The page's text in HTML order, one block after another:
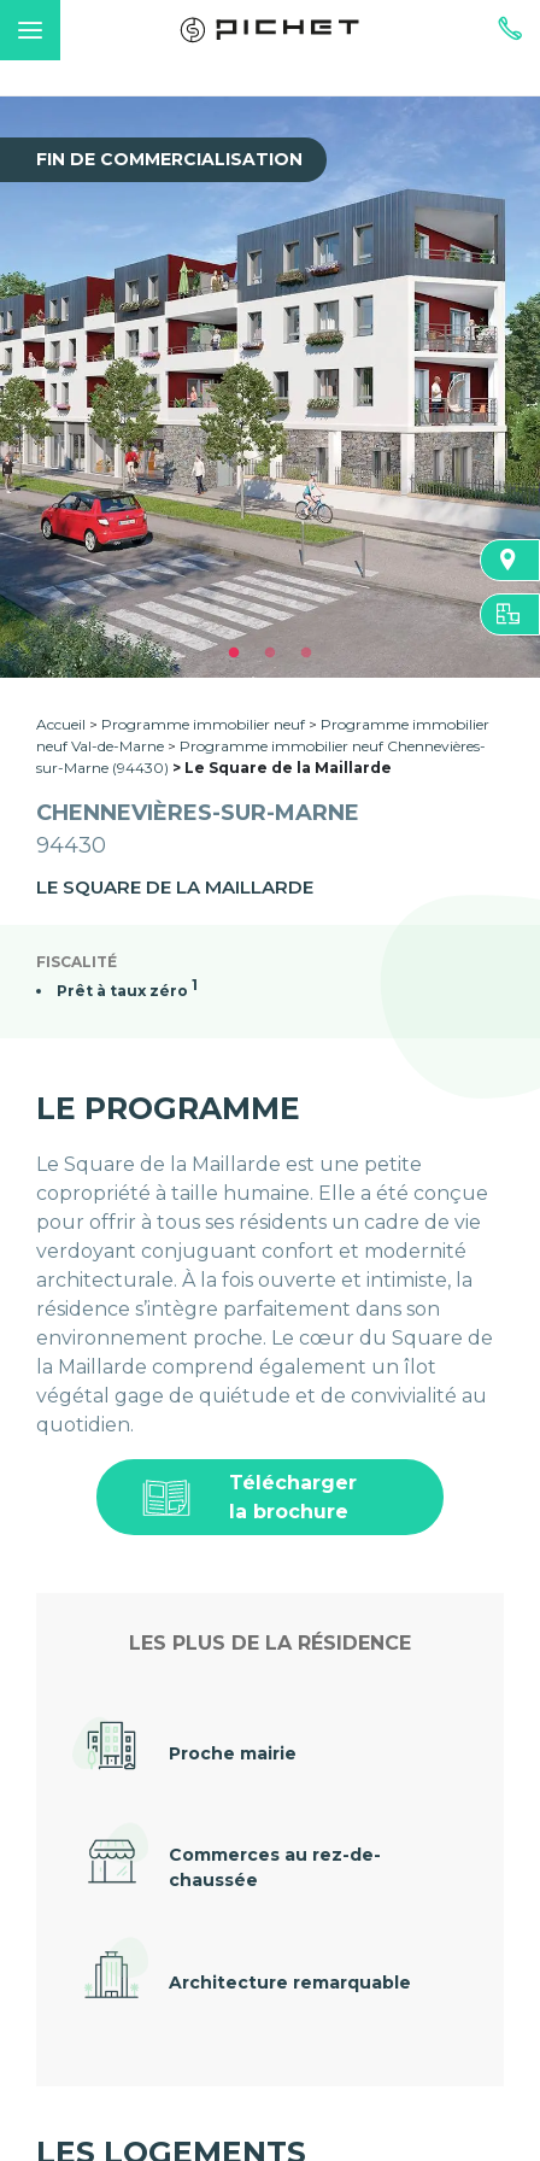
FIN DE COMMERCIALISATION
Accueil Programme immobilier neuf
Programme immobilier
neuf Val-de-Marne
Programme immobilier neuf Chennevières-
sur-Marne (94430)
Le Square de la Maillarde
CHENNEVIÈRES-SUR-MARNE
94430
LE SQUARE DE LA MAILLARDE
FISCALITÉ
Prêt à taux zéro 1
LE PROGRAMME
Le Square de la Maillarde est une petite
copropriété à taille humaine. Elle a été conçue
pour offrir à tous ses résidents un cadre de vie
verdoyant conjuguant confort et modernité
architecturale. À la fois ouverte et intimiste, la
résidence s’intègre parfaitement dans son
environnement proche. Le cœur du Square de
la Maillarde comprend également un îlot
végétal gage de quiétude et de convivialité au
quotidien.
Télécharger
la brochure
LES PLUS DE LA RÉSIDENCE
Proche mairie
Commerces au rez-de-
chaussée
Architecture remarquable
LES LOGEMENTS